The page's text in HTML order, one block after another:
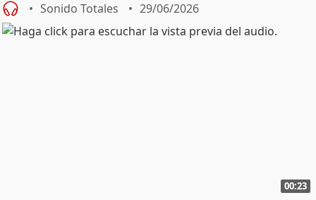
Sonido Totales 29/06/2026
00:23